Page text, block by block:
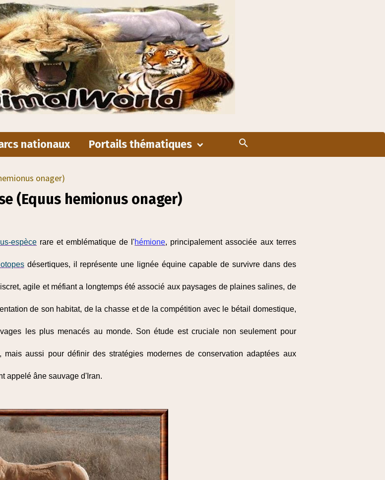
nationaux Portails thématiques
onager)
(Equus hemionus onager)
espècerare et emblématique de l'hémione, principalement associée aux terres
désertiques, il représente une lignée équine capable de survivre dans des
agile et méfiant a longtemps été associé aux paysages de plaines salines, de
de son habitat, de la chasse et de la compétition avec le bétail domestique,
les plus menacés au monde. Son étude est cruciale non seulement pour
aussi pour définir des stratégies modernes de conservation adaptées aux
appelé âne sauvage d'Iran.